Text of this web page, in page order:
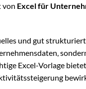
von Excel für
und gut
Excel-Vorlage